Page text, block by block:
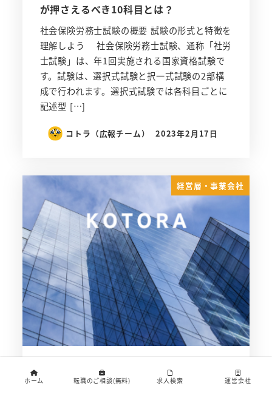
が押さえるべき10科目とは？
社会保険労務士試験の概要 試験の形式と特徴を
理解しよう 社会保険労務士試験、通称「社労
士試験」は、年1回実施される国家資格試験で
す。試験は、選択式試験と択一式試験の2部構
成で行われます。選択式試験では各科目ごとに
記述型 […]
コトラ（広報チーム） 2023年2月17日
経営層・事業会社
公認会計士の繁忙期の時期！休暇を確保
ホーム 転職のご相談(無料) 求人検索 運営会社